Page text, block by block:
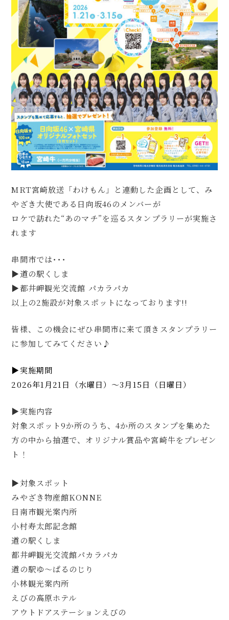
MRT宮崎放送「わけもん」と連動した企画として、み
やざき大使である日向坂46のメンバーが
ロケで訪れた“あのマチ”を巡るスタンプラリーが実施さ
れます
串間市では･･･
▶道の駅くしま
▶都井岬観光交流館 パカラパカ
以上の2施設が対象スポットになっております!!
皆様、この機会にぜひ串間市に来て頂きスタンプラリー
に参加してみてください♪
▶実施期間
2026年1月21日（水曜日）～3月15日（日曜日）
▶実施内容
対象スポット9か所のうち、4か所のスタンプを集めた
方の中から抽選で、オリジナル賞品や宮崎牛をプレゼン
ト！
▶対象スポット
みやざき物産館KONNE
日南市観光案内所
小村寿太郎記念館
道の駅くしま
都井岬観光交流館パカラパカ
道の駅ゆ～ぱるのじり
小林観光案内所
えびの高原ホテル
アウトドアステーションえびの